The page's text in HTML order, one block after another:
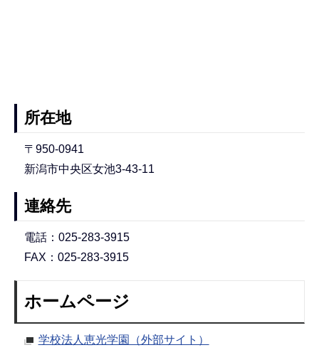
所在地
〒950-0941
新潟市中央区女池3-43-11
連絡先
電話：025-283-3915
FAX：025-283-3915
ホームページ
学校法人恵光学園（外部サイト）